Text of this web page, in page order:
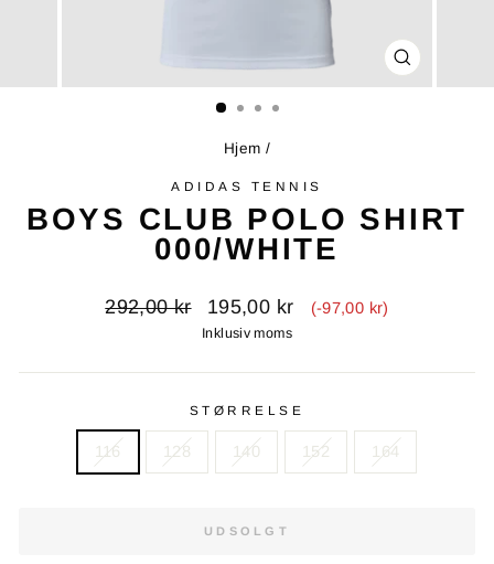
LUK
(ESC)
Hjem /
ADIDAS TENNIS
BOYS CLUB POLO SHIRT
000/WHITE
Oprindelig
292,00 kr Tilbudspris
195,00 kr (-97,00 kr)
Inklusiv moms
STØRRELSE
116 128 140 152 164
UDSOLGT